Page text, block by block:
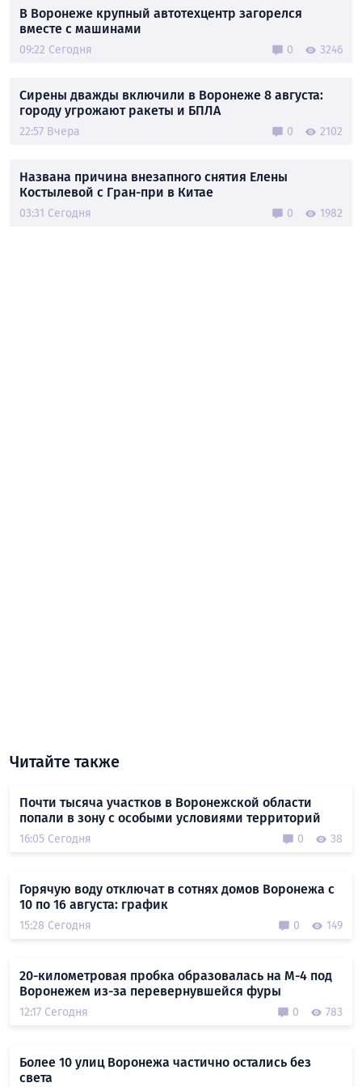
В Воронеже крупный автотехцентр загорелся
вместе с машинами
09:22 Сегодня 0 3246
Сирены дважды включили в Воронеже 8 августа:
городу угрожают ракеты и БПЛА
22:57 Вчера 0 2102
Названа причина внезапного снятия Елены
Костылевой с Гран-при в Китае
03:31 Сегодня 0 1982
Читайте также
Почти тысяча участков в Воронежской области
попали в зону с особыми условиями территорий
16:05 Сегодня 0 38
Горячую воду отключат в сотнях домов Воронежа с
10 по 16 августа: график
15:28 Сегодня 0 149
20-километровая пробка образовалась на М-4 под
Воронежем из-за перевернувшейся фуры
12:17 Сегодня 0 783
Более 10 улиц Воронежа частично остались без
света